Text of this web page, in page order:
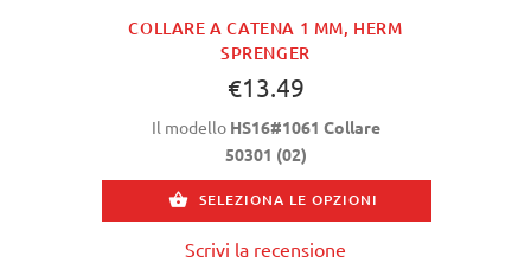
COLLARE A CATENA 1 MM, HERM
SPRENGER
€13.49
Il modello HS16#1061 Collare
50301 (02)
SELEZIONA LE OPZIONI
Scrivi la recensione